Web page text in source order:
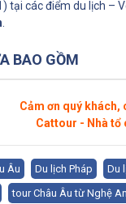
tại các điểm du lịch –
BAO GỒM
Cảm ơn quý khách,
Cattour - Nhà tổ
Âu Du lịch Pháp Du
tour Châu Âu từ Nghệ An